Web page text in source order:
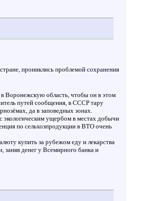
прониклись проблемой сохранения
в Воронежскую область, чтобы он в этом
путей сообщения, в СССР тару
да в заповедных зонах.
экологическим ущербом в местах добычи
по сельхозпродукции в ВТО очень
купить за рубежом еду и лекарства
заняв денег у Всемирного банка и